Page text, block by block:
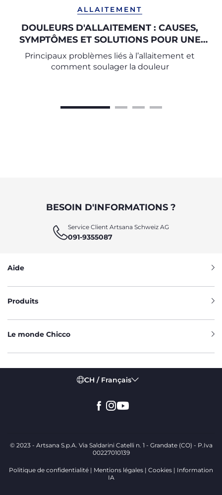
ALLAITEMENT
DOULEURS D'ALLAITEMENT : CAUSES,
SYMPTÔMES ET SOLUTIONS POUR UNE
GESTION SEREINE
Principaux problèmes liés à l’allaitement et
comment soulager la douleur
BESOIN D'INFORMATIONS ?
Service Client Artsana Schweiz AG
091-9355087
Aide
Produits
Le monde Chicco
CH / Français
© 2023 - Artsana S.p.A. Via Saldarini Catelli n. 1 - Grandate (CO) - P.Iva
00227010139
Politique de confidentialité Mentions légales Cookies
Information
IA